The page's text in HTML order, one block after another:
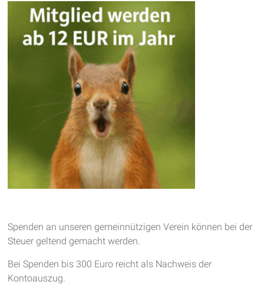
Spenden an unseren gemeinnützigen Verein können bei der
Steuer geltend gemacht werden.
Bei Spenden bis 300 Euro reicht als Nachweis der
Kontoauszug.